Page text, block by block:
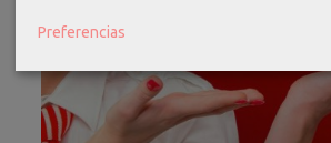
Preferencias